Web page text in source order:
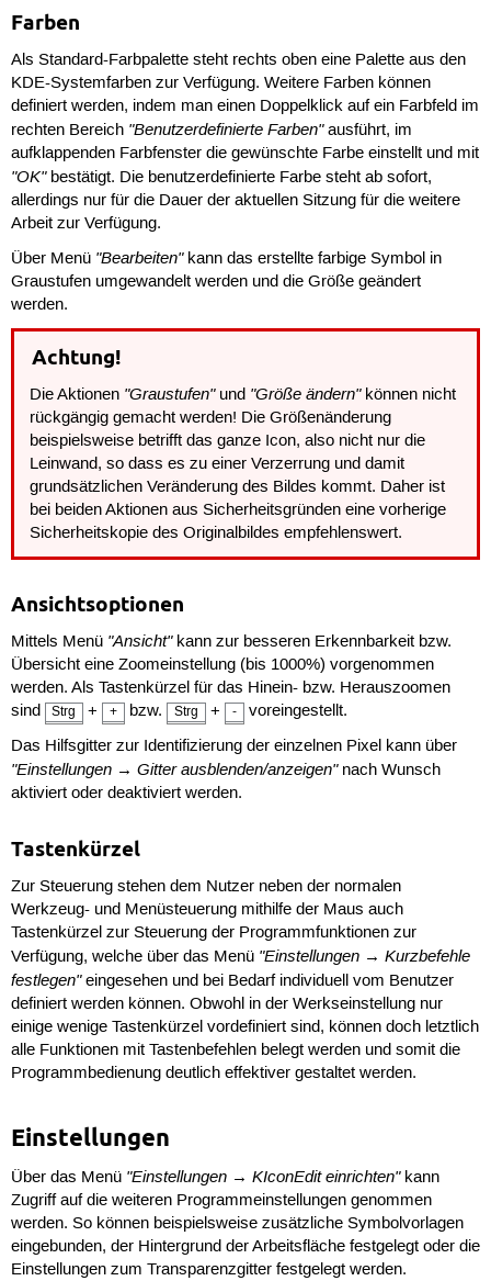
Farben
Als Standard-Farbpalette steht rechts oben eine Palette aus den
KDE-Systemfarben zur Verfügung. Weitere Farben können
definiert werden, indem man einen Doppelklick auf ein Farbfeld im
rechten Bereich "Benutzerdefinierte Farben"ausführt, im
aufklappenden Farbfenster die gewünschte Farbe einstellt und mit
"OK"bestätigt. Die benutzerdefinierte Farbe steht ab sofort,
allerdings nur für die Dauer der aktuellen Sitzung für die weitere
Arbeit zur Verfügung.
Über Menü "Bearbeiten"kann das erstellte farbige Symbol in
Graustufen umgewandelt werden und die Größe geändert
werden.
Achtung!
Die Aktionen "Graustufen"und "Größe ändern"können nicht
rückgängig gemacht werden! Die Größenänderung
beispielsweise betrifft das ganze Icon, also nicht nur die
Leinwand, so dass es zu einer Verzerrung und damit
grundsätzlichen Veränderung des Bildes kommt. Daher ist
bei beiden Aktionen aus Sicherheitsgründen eine vorherige
Sicherheitskopie des Originalbildes empfehlenswert.
Ansichtsoptionen
Mittels Menü "Ansicht"kann zur besseren Erkennbarkeit bzw.
Übersicht eine Zoomeinstellung (bis 1000%) vorgenommen
werden. Als Tastenkürzel für das Hinein- bzw. Herauszoomen
sind
Strg + + bzw. Strg + -
voreingestellt.
Das Hilfsgitter zur Identifizierung der einzelnen Pixel kann über
"Einstellungen → Gitter ausblenden/anzeigen"nach Wunsch
aktiviert oder deaktiviert werden.
Tastenkürzel
Zur Steuerung stehen dem Nutzer neben der normalen
Werkzeug- und Menüsteuerung mithilfe der Maus auch
Tastenkürzel zur Steuerung der Programmfunktionen zur
Verfügung, welche über das Menü "Einstellungen → Kurzbefehle
festlegen"eingesehen und bei Bedarf individuell vom Benutzer
definiert werden können. Obwohl in der Werkseinstellung nur
einige wenige Tastenkürzel vordefiniert sind, können doch letztlich
alle Funktionen mit Tastenbefehlen belegt werden und somit die
Programmbedienung deutlich effektiver gestaltet werden.
Einstellungen
Über das Menü "Einstellungen → KIconEdit einrichten"kann
Zugriff auf die weiteren Programmeinstellungen genommen
werden. So können beispielsweise zusätzliche Symbolvorlagen
eingebunden, der Hintergrund der Arbeitsfläche festgelegt oder die
Einstellungen zum Transparenzgitter festgelegt werden.